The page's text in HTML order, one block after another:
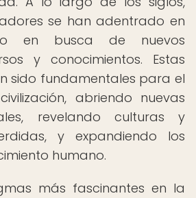
se han adentrado en
en busca de nuevos
y conocimientos. Estas
sido fundamentales para el
abriendo nuevas
revelando culturas y
y expandiendo los
humano.
más fascinantes en la